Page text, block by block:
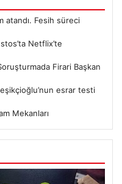
atandı. Fesih süreci
Netflix’te
Firari Başkan
esrar testi
Mekanları